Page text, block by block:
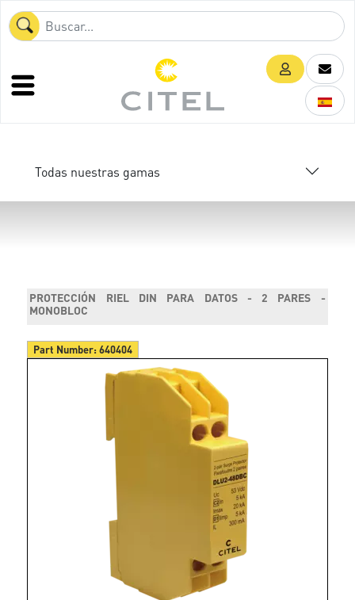
Todas nuestras gamas
PROTECCIÓN RIEL DIN PARA DATOS - 2 PARES -
MONOBLOC
Part Number:640404